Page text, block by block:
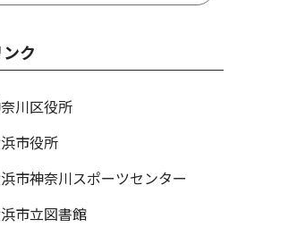
夜店」
ク
川区役所
市役所
市神奈川スポーツセンター
市立図書館